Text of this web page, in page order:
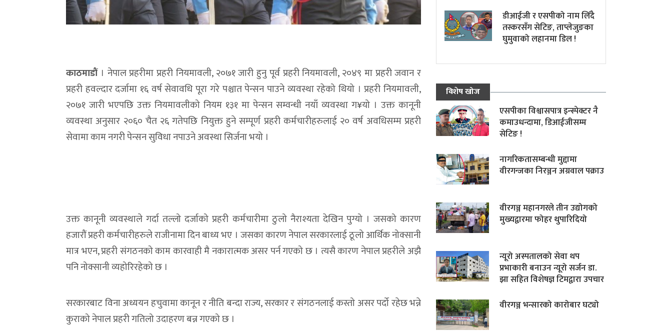
काठमाडौं। नेपाल प्रहरीमा प्रहरी नियमावली, २०७१ जारी हुनु पूर्व प्रहरी नियमावली, २०४९ मा प्रहरी जवान र
प्रहरी हवल्दार दर्जामा १६ वर्ष सेवावधि पूरा गरे पश्चात पेन्सन पाउने व्यवस्था रहेको थियो । प्रहरी नियमावली,
२०७१ जारी भएपछि उक्त नियमावलीको नियम १३१ मा पेन्सन सम्वन्धी नयाँ व्यवस्था ग¥यो । उक्त कानूनी
व्यवस्था अनुसार २०६० चैत २६ गतेपछि नियुक्त हुने सम्पूर्ण प्रहरी कर्मचारीहरुलाई २० वर्ष अवधिसम्म प्रहरी
सेवामा काम नगरी पेन्सन सुविधा नपाउने अवस्था सिर्जना भयो ।
उक्त कानूनी व्यवस्थाले गर्दा तल्लो दर्जाको प्रहरी कर्मचारीमा ठुलो नैराश्यता देखिन पुग्यो । जसको कारण
हजारौं प्रहरी कर्मचारीहरुले राजीनामा दिन बाध्य भए । जसका कारण नेपाल सरकारलाई ठूलो आर्थिक नोक्सानी
मात्र भएन, प्रहरी संगठनको काम कारवाही मै नकारात्मक असर पर्न गएको छ । त्यसै कारण नेपाल प्रहरीले अझै
पनि नोक्सानी व्यहोरिरहेको छ ।
सरकारबाट विना अध्ययन हचुवामा कानून र नीति बन्दा राज्य, सरकार र संगठनलाई कस्तो असर पर्दो रहेछ भन्ने
कुराको नेपाल प्रहरी गतिलो उदाहरण बन्न गएको छ ।
डीआईजी र एसपीको नाम लिँदै
तस्करसँग सेटिङ, ताप्लेजुङका
घुमुवाको लहानमा डिल !
विशेष खोज
एसपीका विश्वासपात्र इन्स्पेक्टर नै
कमाउधन्दामा, डिआईजीसम्म
सेटिङ !
नागरिकतासम्बन्धी मुद्दामा
वीरगन्जका निरञ्जन अग्रवाल पक्राउ
वीरगञ्ज महानगरले तीन उद्योगको
मुख्यद्वारमा फोहर थुपारिदियो
न्यूरो अस्पतालको सेवा थप
प्रभाकारी बनाउन न्यूरो सर्जन डा.
झा सहित विशेषज्ञ टिमद्वारा उपचार
वीरगञ्ज भन्सारको कारोबार घट्यो